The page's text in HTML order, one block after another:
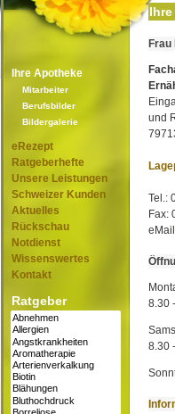
Ihre Apotheke
Mitarbeiter
Berufsbilder
Bildergalerie
eRezept
Ratgeberhefte
Unsere Leistungen
Schweizer Kunden
Aktuelles
Rückschau
Notdienst
Wissenswertes
Kontakt
Ratgeber
und
Tel.:
Fax:
8.30
8.30